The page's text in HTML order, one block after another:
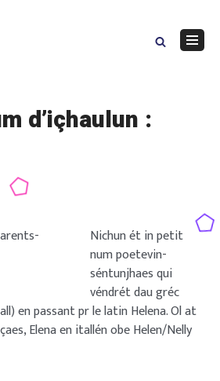
d’içhaulun :
Nichun ét in petit
num poetevin-
séntunjhaes qui
véndrét dau gréc
en passant pr le latin Helena. Ol at
Elena en itallén obe Helen/Nelly